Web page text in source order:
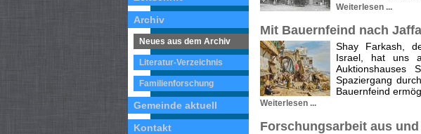
Archiv
Neues aus dem Archiv
Literatur-Verzeichnis
Familienforschung
Gemeinde aktuell
Kontakt
Weiterlesen ...
Mit Bauernfeind nach Jaffa
Shay Farkash,
Israel, hat uns
Auktionshauses
Spaziergang
Bauernfeind
Weiterlesen ...
Forschungsarbeit aus